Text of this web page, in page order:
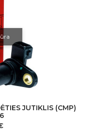
JUTIKLIS (CMP)